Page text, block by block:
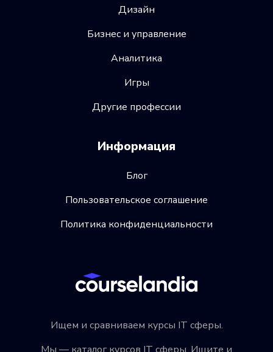
Ищем и сравниваем курсы IT сферы.
Дизайн
Бизнес и управление
Аналитика
Игры
Другие профессии
Информация
Блог
Пользовательское соглашение
Политика конфиденциальности